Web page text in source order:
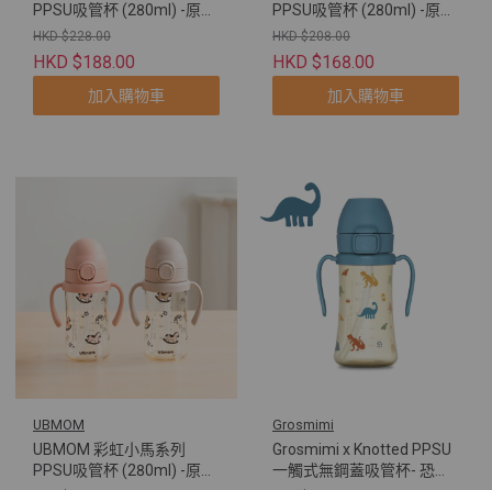
PPSU吸管杯 (280ml) -原裝
配彈蓋帶重力球及直飲管
(牛角包萌萌狗)
HKD $228.00
HKD $188.00
加入購物車
PPSU吸管杯 (280ml) -原裝
配彈蓋帶重力球及直飲管
(法棍包萌莎貓)
HKD $208.00
HKD $168.00
加入購物車
UBMOM
UBMOM 彩虹小馬系列
PPSU吸管杯 (280ml) -原裝
Grosmimi
Grosmimi x Knotted PPSU
一觸式無鋼蓋吸管杯- 恐龍